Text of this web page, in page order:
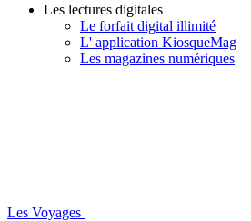
Les lectures digitales
Le forfait digital illimité
L' application KiosqueMag
Les magazines numériques
Les Voyages